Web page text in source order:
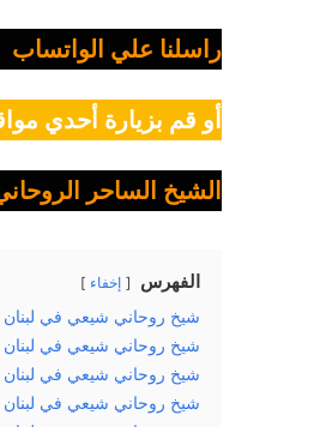
راسلنا علي الواتساب
أو قم بزيارة أحدي
الشيخ الساحر
الفهرس إخفاء
شيخ روحاني شيعي في لبنان
شيخ روحاني شيعي في
شيخ روحاني شيعي في
شيخ روحاني شيعي في